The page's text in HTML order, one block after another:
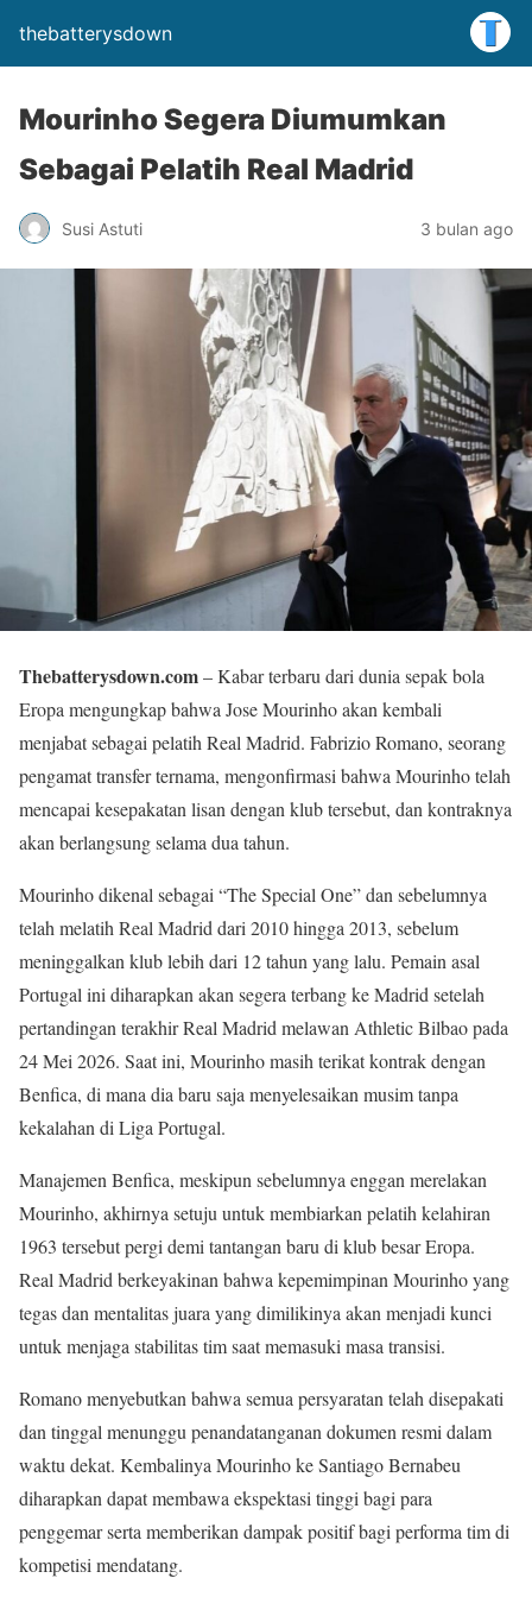
thebatterysdown
Mourinho Segera Diumumkan
Sebagai Pelatih Real Madrid
Susi Astuti 3 bulan ago
Thebatterysdown.com– Kabar terbaru dari dunia sepak bola
Eropa mengungkap bahwa Jose Mourinho akan kembali
menjabat sebagai pelatih Real Madrid. Fabrizio Romano, seorang
pengamat transfer ternama, mengonfirmasi bahwa Mourinho telah
mencapai kesepakatan lisan dengan klub tersebut, dan kontraknya
akan berlangsung selama dua tahun.
Mourinho dikenal sebagai “The Special One” dan sebelumnya
telah melatih Real Madrid dari 2010 hingga 2013, sebelum
meninggalkan klub lebih dari 12 tahun yang lalu. Pemain asal
Portugal ini diharapkan akan segera terbang ke Madrid setelah
pertandingan terakhir Real Madrid melawan Athletic Bilbao pada
24 Mei 2026. Saat ini, Mourinho masih terikat kontrak dengan
Benfica, di mana dia baru saja menyelesaikan musim tanpa
kekalahan di Liga Portugal.
Manajemen Benfica, meskipun sebelumnya enggan merelakan
Mourinho, akhirnya setuju untuk membiarkan pelatih kelahiran
1963 tersebut pergi demi tantangan baru di klub besar Eropa.
Real Madrid berkeyakinan bahwa kepemimpinan Mourinho yang
tegas dan mentalitas juara yang dimilikinya akan menjadi kunci
untuk menjaga stabilitas tim saat memasuki masa transisi.
Romano menyebutkan bahwa semua persyaratan telah disepakati
dan tinggal menunggu penandatanganan dokumen resmi dalam
waktu dekat. Kembalinya Mourinho ke Santiago Bernabeu
diharapkan dapat membawa ekspektasi tinggi bagi para
penggemar serta memberikan dampak positif bagi performa tim di
kompetisi mendatang.